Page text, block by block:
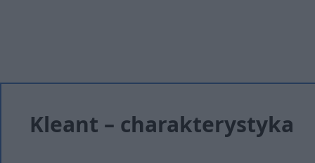
Kleant – charakterystyka